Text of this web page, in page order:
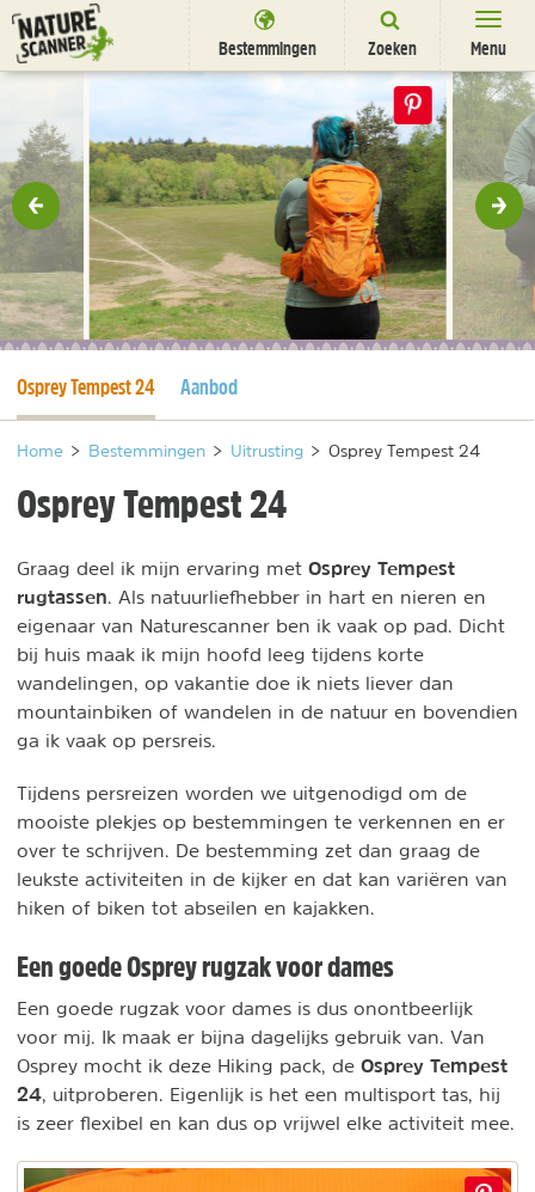
Ga
naar
content
Bestemmingen Zoeken Menu
Overnachten
Activiteiten
Natuurparken
Dieren
Nieuwsbrief
Huidige pagina
Osprey Tempest 24 Aanbod
Home > Bestemmingen > Uitrusting > Osprey Tempest 24
Osprey Tempest 24
Graag deel ik mijn ervaring met Osprey Tempest
rugtassen . Als natuurliefhebber in hart en nieren en
eigenaar van Naturescanner ben ik vaak op pad. Dicht
bij huis maak ik mijn hoofd leeg tijdens korte
wandelingen, op vakantie doe ik niets liever dan
mountainbiken of wandelen in de natuur en bovendien
ga ik vaak op persreis.
Tijdens persreizen worden we uitgenodigd om de
mooiste plekjes op bestemmingen te verkennen en er
over te schrijven. De bestemming zet dan graag de
leukste activiteiten in de kijker en dat kan variëren van
hiken of biken tot abseilen en kajakken.
Een goede Osprey rugzak voor dames
Een goede rugzak voor dames is dus onontbeerlijk
voor mij. Ik maak er bijna dagelijks gebruik van. Van
Osprey mocht ik deze Hiking pack, de Osprey Tempest
24 , uitproberen. Eigenlijk is het een multisport tas, hij
is zeer flexibel en kan dus op vrijwel elke activiteit mee.